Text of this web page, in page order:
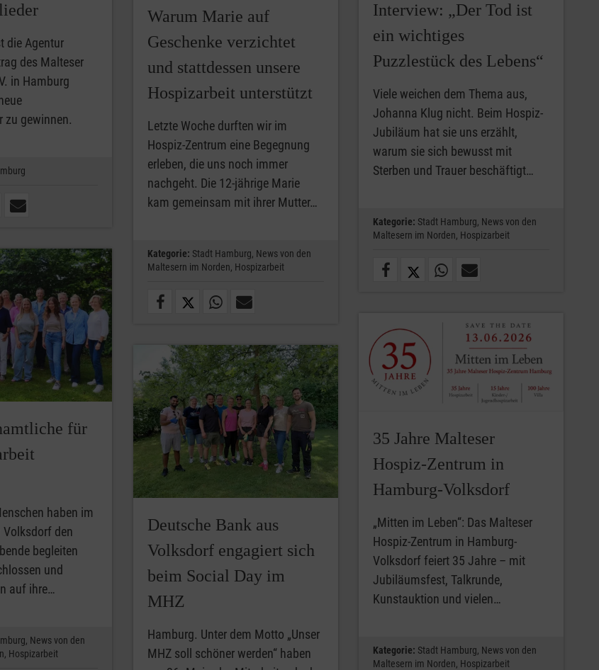
die Agentur
des Malteser
in Hamburg
zu gewinnen.
Warum Marie auf
Geschenke verzichtet
und stattdessen unsere
Hospizarbeit unterstützt
Letzte Woche durften wir im
Hospiz-Zentrum eine Begegnung
erleben, die uns noch immer
nachgeht. Die 12-jährige Marie
kam gemeinsam mit ihrer Mutter…
Kategorie: Stadt Hamburg, News von den
Maltesern im Norden, Hospizarbeit
Interview: „Der Tod ist
ein wichtiges
Puzzlestück des Lebens“
Viele weichen dem Thema aus,
Johanna Klug nicht. Beim Hospiz-
Jubiläum hat sie uns erzählt,
warum sie sich bewusst mit
Sterben und Trauer beschäftigt…
Kategorie: Stadt Hamburg, News von den
Maltesern im Norden, Hospizarbeit
für
haben im
Volksdorf den
begleiten
und
auf ihre…
News von den
Hospizarbeit
35 Jahre Malteser
Hospiz-Zentrum in
Hamburg-Volksdorf
„Mitten im Leben“: Das Malteser
Hospiz-Zentrum in Hamburg-
Volksdorf feiert 35 Jahre – mit
Jubiläumsfest, Talkrunde,
Kunstauktion und vielen…
Kategorie: Stadt Hamburg, News von den
Maltesern im Norden, Hospizarbeit
Deutsche Bank aus
Volksdorf engagiert sich
beim Social Day im
MHZ
Hamburg. Unter dem Motto „Unser
MHZ soll schöner werden“ haben